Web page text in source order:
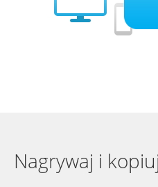
Nagrywaj i